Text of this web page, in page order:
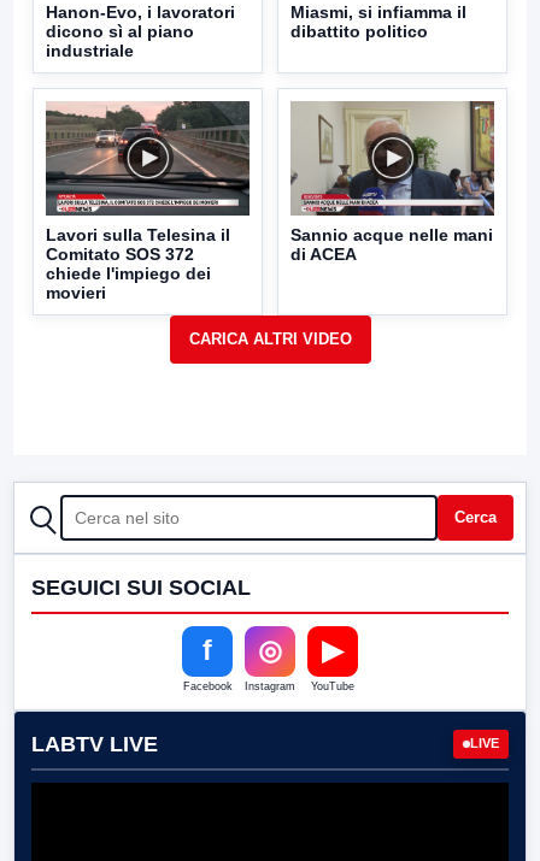
Hanon-Evo, i lavoratori
dicono sì al piano
industriale
Miasmi, si infiamma il
dibattito politico
Lavori sulla Telesina il
Comitato SOS 372
chiede l'impiego dei
movieri
Sannio acque nelle mani
di ACEA
CERCA Cerca
SEGUICI SUI SOCIAL
f
Facebook
◎
Instagram
▶
YouTube
LABTV LIVE LIVE